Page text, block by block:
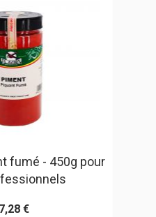
fumé - 450g pour
7,28 €